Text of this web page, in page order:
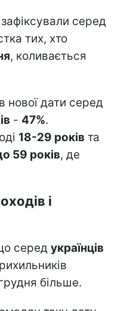
серед
тих, хто
, коливається
нової дати серед
- 47%.
18-29 років та
59 років, де
і
серед українців
більше.